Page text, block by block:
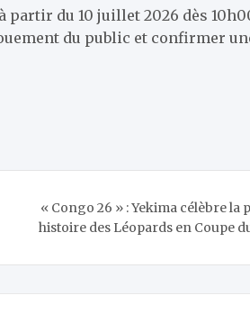
du 10 juillet 2026 dès
du public et confirmer
« Congo 26 » : Yekima célèbre la
histoire des Léopards en Coupe